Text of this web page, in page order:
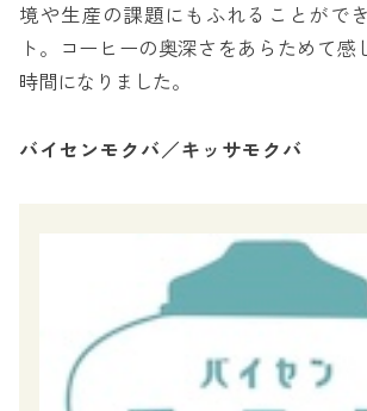
境や生産の課題にもふれることがで
ト。コーヒーの奥深さをあらためて感
時間になりました。
バイセンモクバ／キッサモクバ